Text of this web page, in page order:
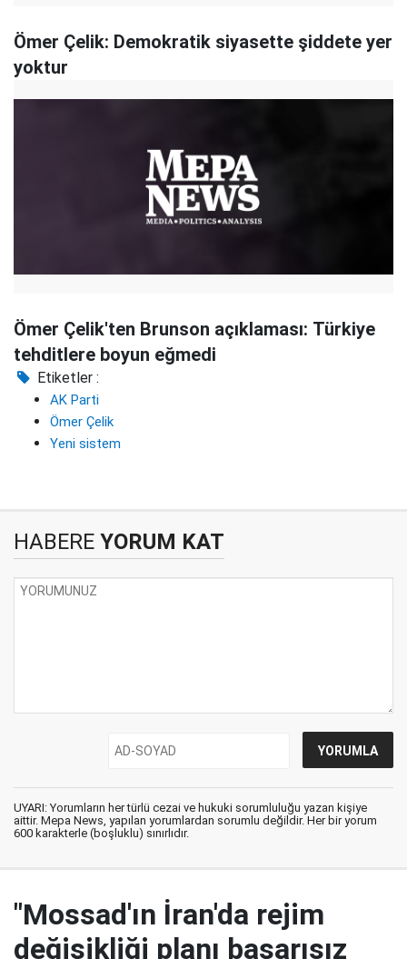
Ömer Çelik: Demokratik siyasette şiddete yer
yoktur
Ömer Çelik'ten Brunson açıklaması: Türkiye
tehditlere boyun eğmedi
Etiketler :
AK Parti
Ömer Çelik
Yeni sistem
HABERE YORUM KAT
UYARI: Yorumların her türlü cezai ve hukuki sorumluluğu yazan kişiye
aittir. Mepa News, yapılan yorumlardan sorumlu değildir. Her bir yorum
600 karakterle (boşluklu) sınırlıdır.
"Mossad'ın İran'da rejim
değişikliği planı başarısız